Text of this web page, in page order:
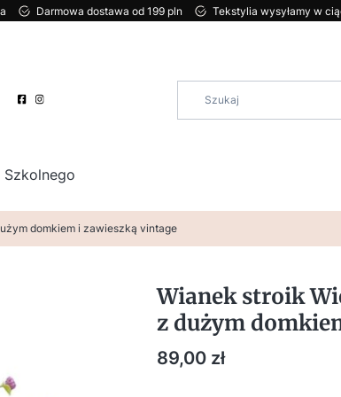
Darmowa dostawa od 199 pln Tekstylia wysyłamy w
Szkolnego
domkiem i zawieszką vintage
Wianek stroik
z dużym
Cena
89,00 zł